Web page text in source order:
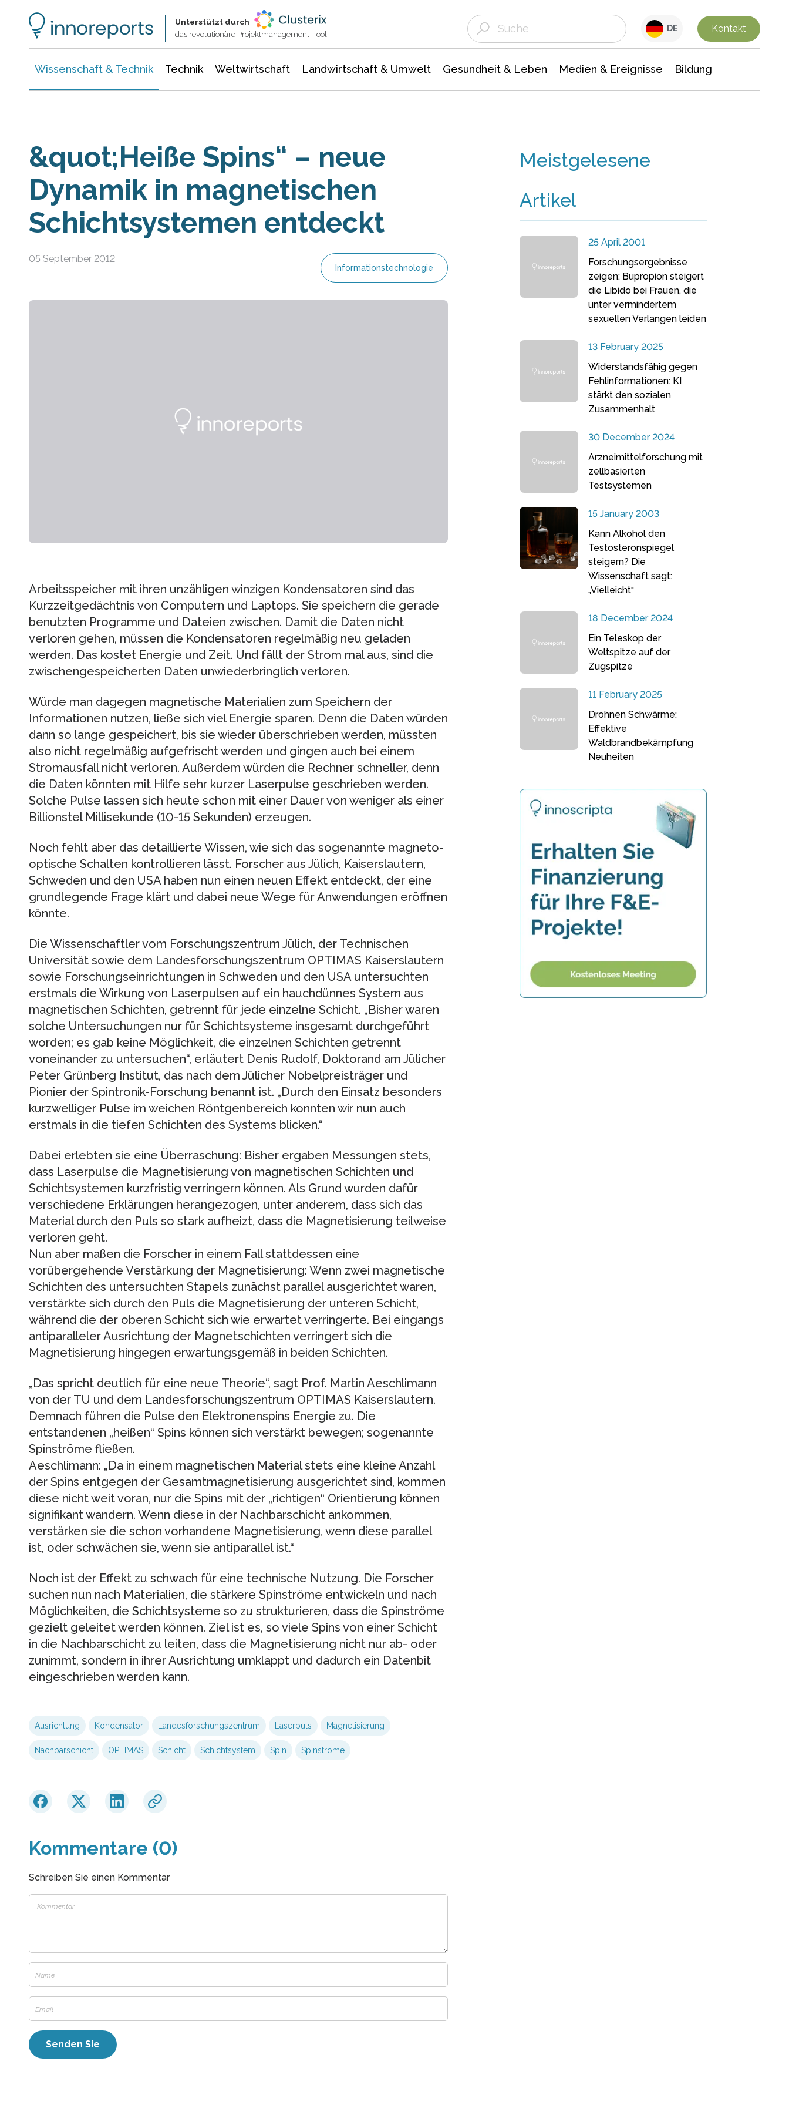
Unterstützt durch
das revolutionäre Projektmanagement-Tool
DE Kontakt
Wissenschaft & Technik Technik Weltwirtschaft Landwirtschaft & Umwelt Gesundheit & Leben Medien & Ereignisse Bildung
&quot;Heiße Spins“ – neue
Dynamik in magnetischen
Schichtsystemen entdeckt
05 September 2012
Informationstechnologie
Arbeitsspeicher mit ihren unzähligen winzigen Kondensatoren sind das
Kurzzeitgedächtnis von Computern und Laptops. Sie speichern die gerade
benutzten Programme und Dateien zwischen. Damit die Daten nicht
verloren gehen, müssen die Kondensatoren regelmäßig neu geladen
werden. Das kostet Energie und Zeit. Und fällt der Strom mal aus, sind die
zwischengespeicherten Daten unwiederbringlich verloren.
Würde man dagegen magnetische Materialien zum Speichern der
Informationen nutzen, ließe sich viel Energie sparen. Denn die Daten würden
dann so lange gespeichert, bis sie wieder überschrieben werden, müssten
also nicht regelmäßig aufgefrischt werden und gingen auch bei einem
Stromausfall nicht verloren. Außerdem würden die Rechner schneller, denn
die Daten könnten mit Hilfe sehr kurzer Laserpulse geschrieben werden.
Solche Pulse lassen sich heute schon mit einer Dauer von weniger als einer
Billionstel Millisekunde (10-15 Sekunden) erzeugen.
Noch fehlt aber das detaillierte Wissen, wie sich das sogenannte magneto-
optische Schalten kontrollieren lässt. Forscher aus Jülich, Kaiserslautern,
Schweden und den USA haben nun einen neuen Effekt entdeckt, der eine
grundlegende Frage klärt und dabei neue Wege für Anwendungen eröffnen
könnte.
Die Wissenschaftler vom Forschungszentrum Jülich, der Technischen
Universität sowie dem Landesforschungszentrum OPTIMAS Kaiserslautern
sowie Forschungseinrichtungen in Schweden und den USA untersuchten
erstmals die Wirkung von Laserpulsen auf ein hauchdünnes System aus
magnetischen Schichten, getrennt für jede einzelne Schicht. „Bisher waren
solche Untersuchungen nur für Schichtsysteme insgesamt durchgeführt
worden; es gab keine Möglichkeit, die einzelnen Schichten getrennt
voneinander zu untersuchen“, erläutert Denis Rudolf, Doktorand am Jülicher
Peter Grünberg Institut, das nach dem Jülicher Nobelpreisträger und
Pionier der Spintronik-Forschung benannt ist. „Durch den Einsatz besonders
kurzwelliger Pulse im weichen Röntgenbereich konnten wir nun auch
erstmals in die tiefen Schichten des Systems blicken.“
Dabei erlebten sie eine Überraschung: Bisher ergaben Messungen stets,
dass Laserpulse die Magnetisierung von magnetischen Schichten und
Schichtsystemen kurzfristig verringern können. Als Grund wurden dafür
verschiedene Erklärungen herangezogen, unter anderem, dass sich das
Material durch den Puls so stark aufheizt, dass die Magnetisierung teilweise
verloren geht.
Nun aber maßen die Forscher in einem Fall stattdessen eine
vorübergehende Verstärkung der Magnetisierung: Wenn zwei magnetische
Schichten des untersuchten Stapels zunächst parallel ausgerichtet waren,
verstärkte sich durch den Puls die Magnetisierung der unteren Schicht,
während die der oberen Schicht sich wie erwartet verringerte. Bei eingangs
antiparalleler Ausrichtung der Magnetschichten verringert sich die
Magnetisierung hingegen erwartungsgemäß in beiden Schichten.
„Das spricht deutlich für eine neue Theorie“, sagt Prof. Martin Aeschlimann
von der TU und dem Landesforschungszentrum OPTIMAS Kaiserslautern.
Demnach führen die Pulse den Elektronenspins Energie zu. Die
entstandenen „heißen“ Spins können sich verstärkt bewegen; sogenannte
Spinströme fließen.
Aeschlimann: „Da in einem magnetischen Material stets eine kleine Anzahl
der Spins entgegen der Gesamtmagnetisierung ausgerichtet sind, kommen
diese nicht weit voran, nur die Spins mit der „richtigen“ Orientierung können
signifikant wandern. Wenn diese in der Nachbarschicht ankommen,
verstärken sie die schon vorhandene Magnetisierung, wenn diese parallel
ist, oder schwächen sie, wenn sie antiparallel ist.“
Noch ist der Effekt zu schwach für eine technische Nutzung. Die Forscher
suchen nun nach Materialien, die stärkere Spinströme entwickeln und nach
Möglichkeiten, die Schichtsysteme so zu strukturieren, dass die Spinströme
gezielt geleitet werden können. Ziel ist es, so viele Spins von einer Schicht
in die Nachbarschicht zu leiten, dass die Magnetisierung nicht nur ab- oder
zunimmt, sondern in ihrer Ausrichtung umklappt und dadurch ein Datenbit
eingeschrieben werden kann.
Ausrichtung Kondensator Landesforschungszentrum Laserpuls Magnetisierung
Nachbarschicht OPTIMAS Schicht Schichtsystem Spin Spinströme
Kommentare (0)
Schreiben Sie einen Kommentar
Meistgelesene
Artikel
25 April 2001
Forschungsergebnisse
zeigen: Bupropion steigert
die Libido bei Frauen, die
unter vermindertem
sexuellen Verlangen leiden
13 February 2025
Widerstandsfähig gegen
Fehlinformationen: KI
stärkt den sozialen
Zusammenhalt
30 December 2024
Arzneimittelforschung mit
zellbasierten
Testsystemen
15 January 2003
Kann Alkohol den
Testosteronspiegel
steigern? Die
Wissenschaft sagt:
„Vielleicht“
18 December 2024
Ein Teleskop der
Weltspitze auf der
Zugspitze
11 February 2025
Drohnen Schwärme:
Effektive
Waldbrandbekämpfung
Neuheiten